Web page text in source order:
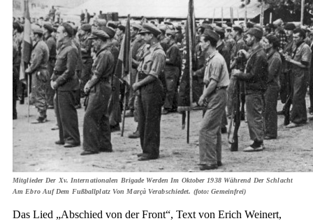
Mitglieder Der Xv. Internationalen Brigade Werden Im Oktober 1938 Während Der Schlacht
Am Ebro Auf Dem Fußballplatz Von Marçà Verabschiedet. (foto: Gemeinfrei)
Das Lied „Abschied von der Front“, Text von Erich Weinert,